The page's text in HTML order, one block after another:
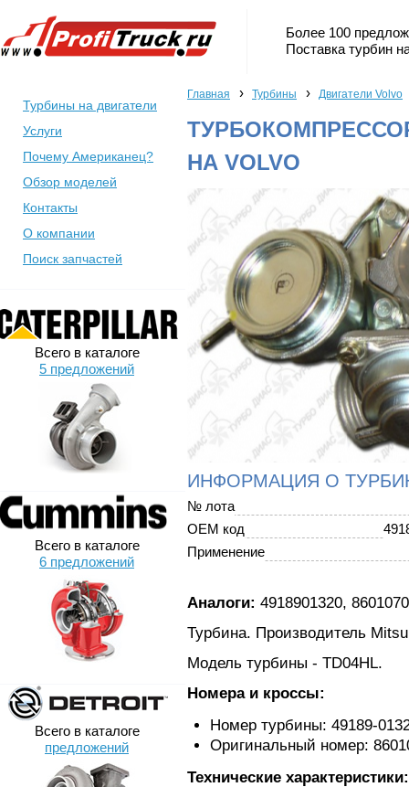
Более 100
Поставка турбин
Турбины на двигатели
Услуги
Почему Американец?
Обзор моделей
Контакты
О компании
Поиск запчастей
Всего в каталоге
5 предложений
Всего в каталоге
6 предложений
Всего в каталоге
предложений
Главная › Турбины › Двигатели Volvo
ТУРБОКОМПРЕССОР
НА VOLVO
ИНФОРМАЦИЯ О
№ лота
OEM код
Применение
Аналоги: 4918901320, 8601070
Турбина. Производитель
Модель турбины - TD04HL.
Номера и кроссы:
Номер турбины: 49189-
Оригинальный номер:
Технические характеристики: